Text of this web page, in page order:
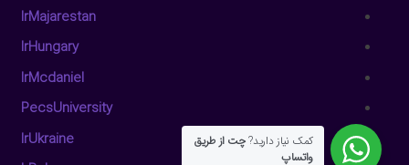
IrMajarestan
IrHungary
IrMcdaniel
PecsUniversity
IrUkraine
کمک نیاز دارید?چت از طریق
واتساپ